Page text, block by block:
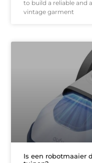
to build a reliable and
vintage garment
Is een robotmaaier